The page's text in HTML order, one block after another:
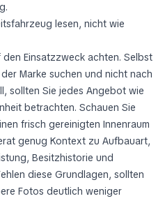
lesen, nicht wie
Einsatzzweck achten. Selbst
Marke suchen und nicht nach
sollten Sie jedes Angebot wie
betrachten. Schauen Sie
frisch gereinigten Innenraum
genug Kontext zu Aufbauart,
Besitzhistorie und
diese Grundlagen, sollten
Fotos deutlich weniger